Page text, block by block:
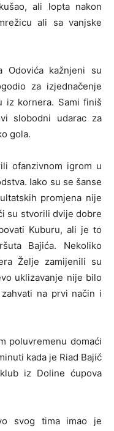
ali lopta nakon
ali sa vanjske
Odovića kažnjeni su
za izjednačenje
iz kornera. Sami finiš
slobodni udarac za
gola.
ofanzivnom igrom u
Iako su se šanse
promjena nije
su stvorili dvije dobre
Kuburu, ali je to
Bajića. Nekoliko
Želje zamijenili su
uklizavanje nije bilo
na prvi način i
poluvremenu domaći
kada je Riad Bajić
iz Doline ćupova
svog tima imao je